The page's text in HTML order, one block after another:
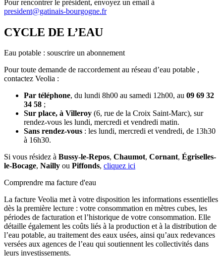
Pour rencontrer le président, envoyez un email à
president@gatinais-bourgogne.fr
CYCLE DE L’EAU
Eau potable : souscrire un abonnement
Pour toute demande de raccordement au réseau d’eau potable ,
contactez Veolia :
Par téléphone, du lundi 8h00 au samedi 12h00, au 09 69 32
34 58 ;
Sur place, à Villeroy (6, rue de la Croix Saint-Marc), sur
rendez-vous les lundi, mercredi et vendredi matin.
Sans rendez-vous : les lundi, mercredi et vendredi, de 13h30
à 16h30.
Si vous résidez à Bussy-le-Repos, Chaumot, Cornant, Égriselles-
le-Bocage, Nailly ou Piffonds, cliquez ici
Comprendre ma facture d'eau
La facture Veolia met à votre disposition les informations essentielles
dès la première lecture : votre consommation en mètres cubes, les
périodes de facturation et l’historique de votre consommation. Elle
détaille également les coûts liés à la production et à la distribution de
l’eau potable, au traitement des eaux usées, ainsi qu’aux redevances
versées aux agences de l’eau qui soutiennent les collectivités dans
leurs investissements.